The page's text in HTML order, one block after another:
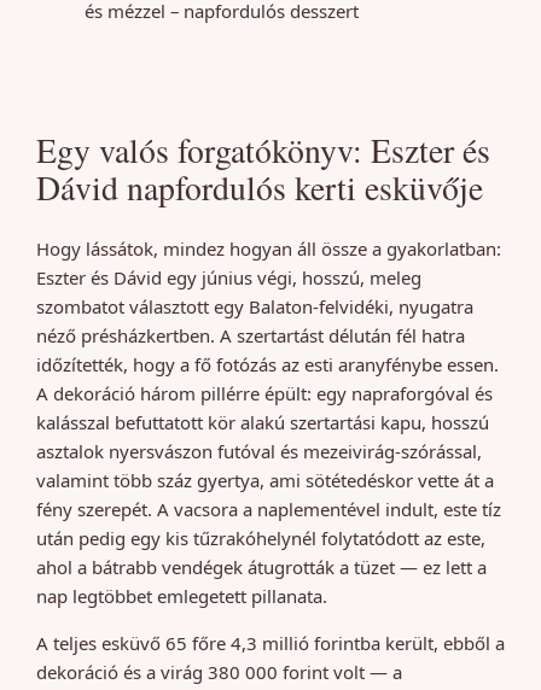
Egy valós forgatókönyv: Eszter és
Dávid napfordulós kerti esküvője
Hogy lássátok, mindez hogyan áll össze a gyakorlatban:
Eszter és Dávid egy június végi, hosszú, meleg
szombatot választott egy Balaton-felvidéki, nyugatra
néző présházkertben. A szertartást délután fél hatra
időzítették, hogy a fő fotózás az esti aranyfénybe essen.
A dekoráció három pillérre épült: egy napraforgóval és
kalásszal befuttatott kör alakú szertartási kapu, hosszú
asztalok nyersvászon futóval és mezeivirág-szórással,
valamint több száz gyertya, ami sötétedéskor vette át a
fény szerepét. A vacsora a naplementével indult, este tíz
után pedig egy kis tűzrakóhelynél folytatódott az este,
ahol a bátrabb vendégek átugrották a tüzet — ez lett a
nap legtöbbet emlegetett pillanata.
A teljes esküvő 65 főre 4,3 millió forintba került, ebből a
dekoráció és a virág 380 000 forint volt — a